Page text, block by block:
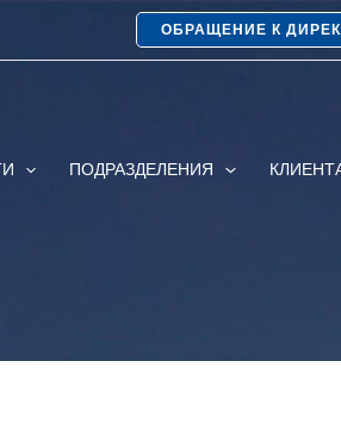
ОБРАЩЕНИЕ К
ПОДРАЗДЕЛЕНИЯ